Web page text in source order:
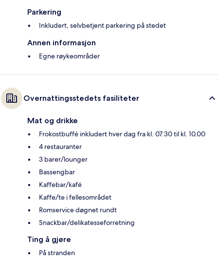
Parkering
Inkludert, selvbetjent parkering på stedet
Annen informasjon
Egne røykeområder
Overnattingsstedets fasiliteter
Mat og drikke
Frokostbuffé inkludert hver dag fra kl. 07.30 til kl. 10.00
4 restauranter
3 barer/lounger
Bassengbar
Kaffebar/kafé
Kaffe/te i fellesområdet
Romservice døgnet rundt
Snackbar/delikatesseforretning
Ting å gjøre
På stranden